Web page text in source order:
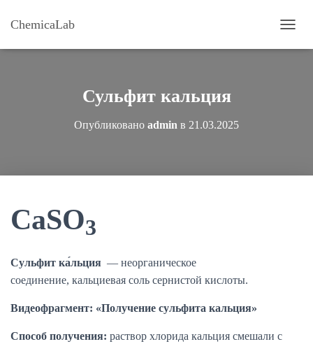
ChemicaLab
Е
Сульфит кальция
Опубликовано admin в 21.03.2025
CaSO3
Сульфит ка́льция — неорганическое
соединение, кальциевая соль сернистой кислоты.
Видеофрагмент: «Получение сульфита кальция»
Способ получения: раствор хлорида кальция смешали с